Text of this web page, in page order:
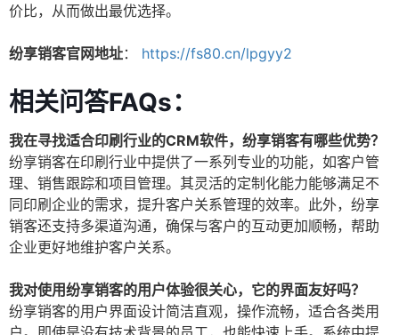
价比，从而做出最优选择。
纷享销客官网地址： https://fs80.cn/lpgyy2
相关问答FAQs：
我在寻找适合印刷行业的CRM软件，纷享销客有哪些优势？
纷享销客在印刷行业中提供了一系列专业的功能，如客户管
理、销售跟踪和项目管理。其灵活的定制化能力能够满足不
同印刷企业的需求，提升客户关系管理的效率。此外，纷享
销客还支持多渠道沟通，确保与客户的互动更加顺畅，帮助
企业更好地维护客户关系。
我对使用纷享销客的用户体验很关心，它的界面友好吗？
纷享销客的用户界面设计简洁直观，操作流畅，适合各类用